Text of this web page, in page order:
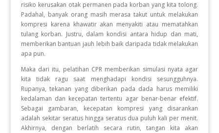
risiko kerusakan otak permanen pada korban yang kita tolong.
Padahal, banyak orang masih merasa takut untuk melakukan
kompresi karena khawatir akan menyakiti atau mematahkan
tulang korban. Justru, dalam kondisi antara hidup dan mati,
memberikan bantuan jauh lebih baik daripada tidak melakukan
apa pun.
Maka dari itu, pelatihan CPR memberikan simulasi nyata agar
kita tidak ragu saat menghadapi kondisi sesungguhnya.
Rupanya, tekanan yang diberikan pada dada harus memiliki
kedalaman dan kecepatan tertentu agar benar-benar efektif.
Sebagai gambaran, kecepatan kompresi yang disarankan
adalah sekitar seratus hingga seratus dua puluh kali per menit.
Akhirnya, dengan berlatih secara rutin, tangan kita akan